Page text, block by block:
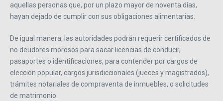
aquellas personas que, por un plazo mayor de noventa días,
hayan dejado de cumplir con sus obligaciones alimentarias.
De igual manera, las autoridades podrán requerir certificados de
no deudores morosos para sacar licencias de conducir,
pasaportes o identificaciones, para contender por cargos de
elección popular, cargos jurisdiccionales (jueces y magistrados),
trámites notariales de compraventa de inmuebles, o solicitudes
de matrimonio.